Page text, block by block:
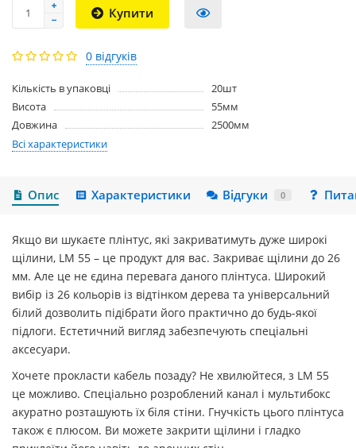
Купити
0 відгуків
Кількість в упаковці
20шт
Висота
55мм
Довжина
2500мм
Всі характеристики
Опис Характеристики Відгуки 0
Якщо ви шукаєте плінтус, які закриватимуть дуже широкі
щілини, LM 55 – це продукт для вас. Закриває щілини до 26
мм. Але це не єдина перевага даного плінтуса. Широкий
вибір із 26 кольорів із відтінком дерева та універсальний
білий дозволить підібрати його практично до будь-якої
підлоги. Естетичний вигляд забезпечують спеціальні
аксесуари.
Хочете прокласти кабель позаду? Не хвилюйтеся, з LM 55
це можливо. Спеціально розроблений канал і мультибокс
акуратно розташують їх біля стіни. Гнучкість цього плінтуса
також є плюсом. Ви можете закрити щілини і гладко